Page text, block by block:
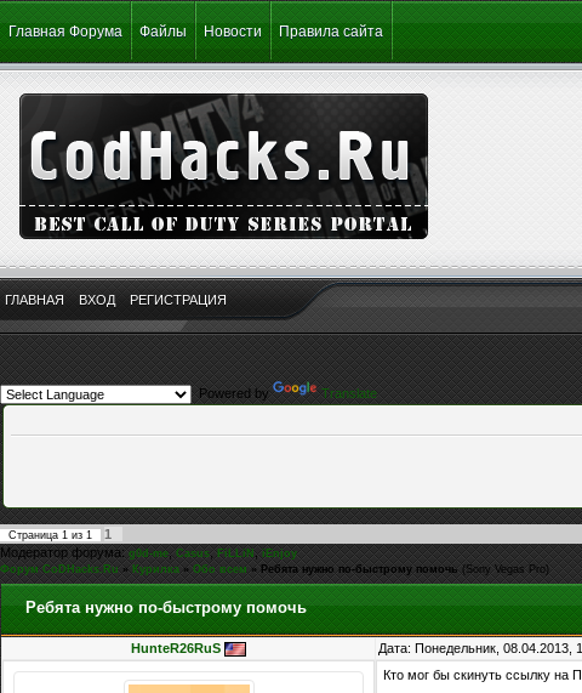
Главная Форума Файлы Новости Правила сайта
ГЛАВНАЯ ВХОД РЕГИСТРАЦИЯ
Powered by
Translate
Страница 1 из 1
1
Модератор форума:g0d-me,Casus, FiLLiN,iEnjoy
Форум CoDHacks.Ru » Курилка » Обо всем » Ребята нужно по-быстрому помочь (Sony Vegas Pro)
Ребята нужно по-быстрому помочь
HunteR26RuS Дата: Понедельник, 08.04.2013,
Кто мог бы скинуть ссылку